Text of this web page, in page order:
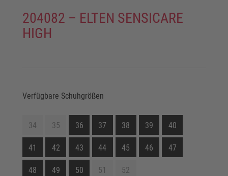
204082 – ELTEN SENSICARE
HIGH
Verfügbare Schuhgrößen
34 35 36 37 38 39 40
41 42 43 44 45 46 47
48 49 50 51 52